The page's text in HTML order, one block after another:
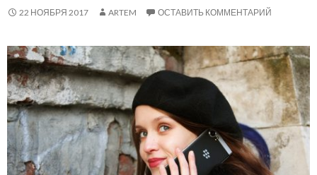
22 НОЯБРЯ 2017 ARTEM ОСТАВИТЬ КОММЕНТАРИЙ